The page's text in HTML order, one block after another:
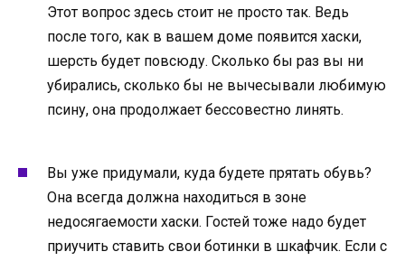
Этот вопрос здесь стоит не просто так. Ведь
после того, как в вашем доме появится хаски,
шерсть будет повсюду. Сколько бы раз вы ни
убирались, сколько бы не вычесывали любимую
псину, она продолжает бессовестно линять.
Вы уже придумали, куда будете прятать обувь?
Она всегда должна находиться в зоне
недосягаемости хаски. Гостей тоже надо будет
приучить ставить свои ботинки в шкафчик. Если с